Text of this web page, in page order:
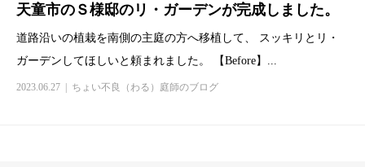
天童市のＳ様邸のリ・ガーデンが完成しました。
道路沿いの植栽を南側の主庭の方へ移植して、 スッキリとリ・
ガーデンしてほしいと頼まれました。 【Before】...
2023.06.27 ちょい不良（わる）庭師のブログ